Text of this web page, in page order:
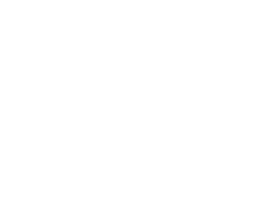
GM-5500FK